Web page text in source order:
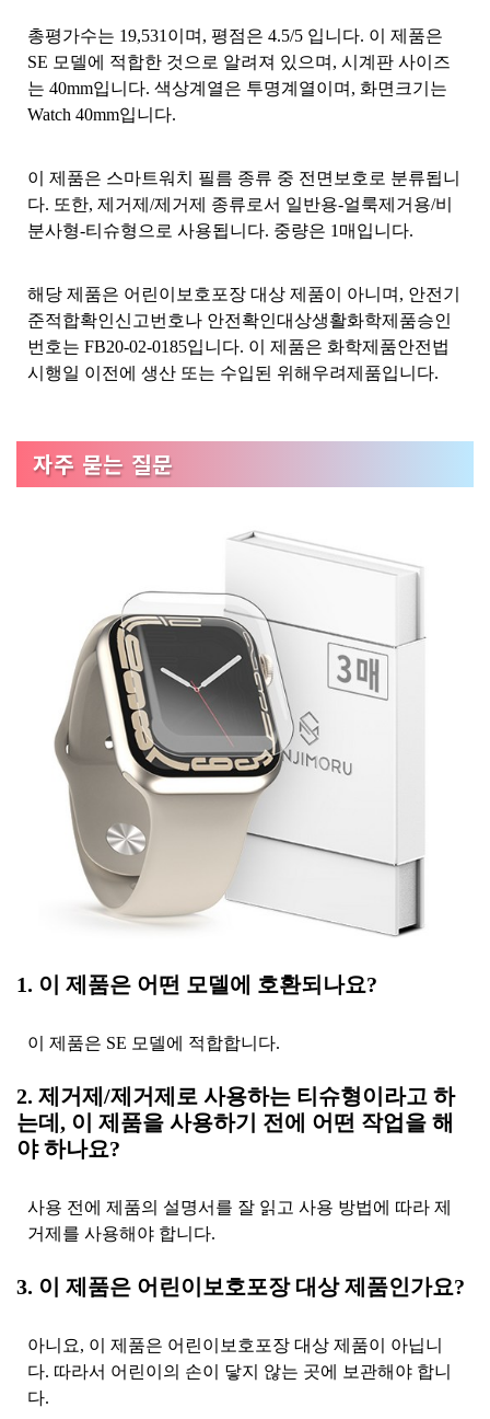
총평가수는 19,531이며, 평점은 4.5/5 입니다. 이 제품은
SE 모델에 적합한 것으로 알려져 있으며, 시계판 사이즈
는 40mm입니다. 색상계열은 투명계열이며, 화면크기는
Watch 40mm입니다.
이 제품은 스마트워치 필름 종류 중 전면보호로 분류됩니
다. 또한, 제거제/제거제 종류로서 일반용-얼룩제거용/비
분사형-티슈형으로 사용됩니다. 중량은 1매입니다.
해당 제품은 어린이보호포장 대상 제품이 아니며, 안전기
준적합확인신고번호나 안전확인대상생활화학제품승인
번호는 FB20-02-0185입니다. 이 제품은 화학제품안전법
시행일 이전에 생산 또는 수입된 위해우려제품입니다.
자주 묻는 질문
1. 이 제품은 어떤 모델에 호환되나요?
이 제품은 SE 모델에 적합합니다.
2. 제거제/제거제로 사용하는 티슈형이라고 하
는데, 이 제품을 사용하기 전에 어떤 작업을 해
야 하나요?
사용 전에 제품의 설명서를 잘 읽고 사용 방법에 따라 제
거제를 사용해야 합니다.
3. 이 제품은 어린이보호포장 대상 제품인가요?
아니요, 이 제품은 어린이보호포장 대상 제품이 아닙니
다. 따라서 어린이의 손이 닿지 않는 곳에 보관해야 합니
다.